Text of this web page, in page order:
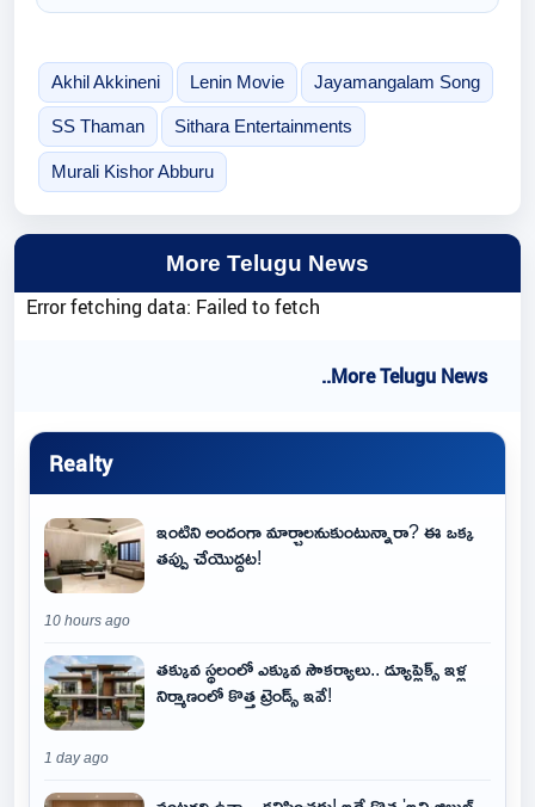
Akhil Akkineni Lenin Movie Jayamangalam Song
SS Thaman Sithara Entertainments
Murali Kishor Abburu
More Telugu News
Error fetching data: Failed to fetch
..More Telugu News
Realty
ఇంటిని అందంగా మార్చాలనుకుంటున్నారా? ఈ ఒక్క
తప్పు చేయొద్దట!
10 hours ago
తక్కువ స్థలంలో ఎక్కువ సౌకర్యాలు.. డ్యూప్లెక్స్ ఇళ్ల
నిర్మాణంలో కొత్త ట్రెండ్స్ ఇవే!
1 day ago